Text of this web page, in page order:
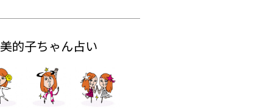
美的子ちゃん占い